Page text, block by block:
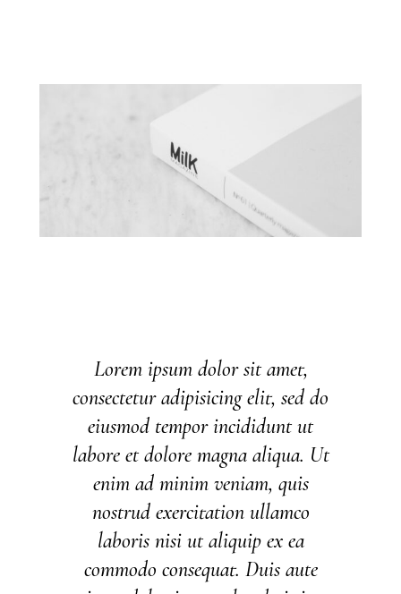
Lorem ipsum dolor sit amet,
consectetur adipisicing elit, sed do
eiusmod tempor incididunt ut
labore et dolore magna aliqua. Ut
enim ad minim veniam, quis
nostrud exercitation ullamco
laboris nisi ut aliquip ex ea
commodo consequat. Duis aute